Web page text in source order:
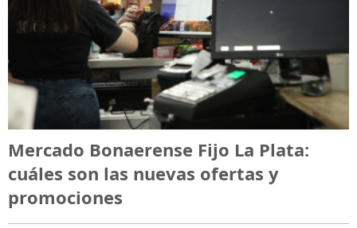
Mercado Bonaerense Fijo La Plata:
cuáles son las nuevas ofertas y
promociones